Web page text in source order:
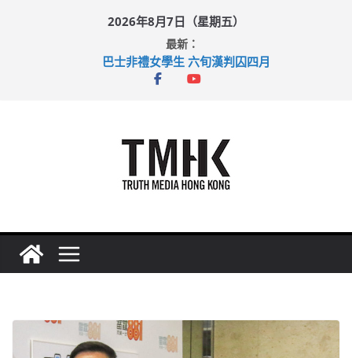
2026年8月7日（星期五）
最新：
巴士非禮女學生 六旬漢判囚四月
涉造假公屋富戶申報表 倉管員准保釋候訊